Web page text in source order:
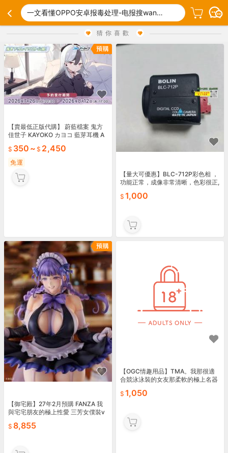
一文看懂OPPO安卓报毒处理-电报搜wangcaimdmb.ktu
猜你喜歡
【賣最低正版代購】 蔚藍檔案 鬼方
佳世子 KAYOKO カヨコ 藍芽耳機 A
350 ~ 2,450
免運
【量大可優惠】BLC-712P彩色相 ，
功能正常，成像非常清晰，色彩很正,
著的,便宜處
1,000
【御宅殿】27年2月預購 FANZA 我
與宅宅朋友的極上性愛 三芳女僕裝v
8,855
【OGC情趣用品】TMA。我那很適
合競泳泳裝的女友那柔軟的極上名器
1,050